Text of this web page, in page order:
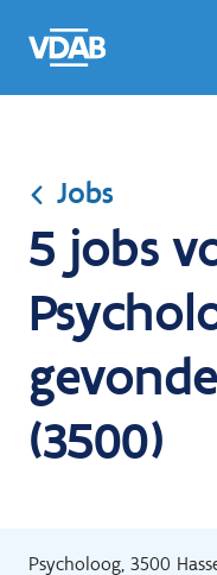
naar
een
een
job
naar
Jobs
5 jobs
(3500)
Psycholoog, 3500